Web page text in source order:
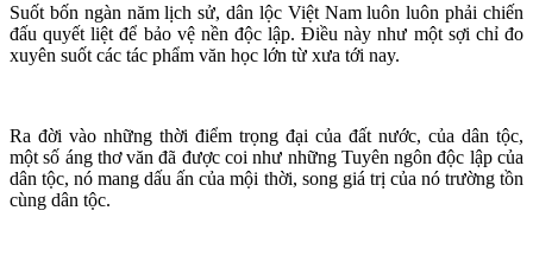
Suốt bốn ngàn năm lịch sử, dân lộc Việt Nam luôn luôn phải chiến
đấu quyết liệt để bảo vệ nền độc lập. Điều này như một sợi chỉ đo
xuyên suốt các tác phẩm văn học lớn từ xưa tới nay.
Ra đời vào những thời điểm trọng đại của đất nước, của dân tộc,
một số áng thơ văn đã được coi như những Tuyên ngôn độc lập của
dân tộc, nó mang dấu ấn của mội thời, song giá trị của nó trường tồn
cùng dân tộc.